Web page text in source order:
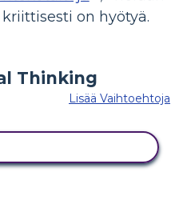
on hyötyä.
Lisää Vaihtoehtoja